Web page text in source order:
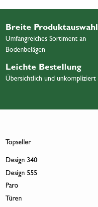
Breite Produktauswahl
Umfangreiches Sortiment an
Bodenbelägen
Leichte Bestellung
Übersichtlich und unkompliziert
Topseller
Design 340
Design 555
Paro
Türen